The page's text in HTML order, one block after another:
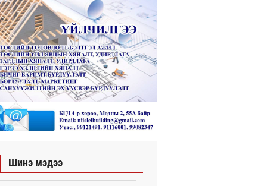
Шинэ мэдээ